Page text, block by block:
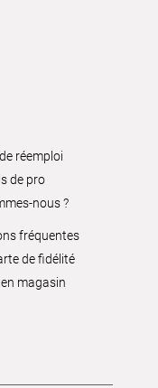
réemploi
de pro
nous ?
fréquentes
de fidélité
magasin